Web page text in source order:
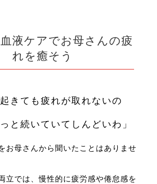
液ケアでお母さんの疲
れを癒そう
起きても疲れが取れないの
と続いていてしんどいわ」
お母さんから聞いたことはありませ
立では、慢性的に疲労感や倦怠感を